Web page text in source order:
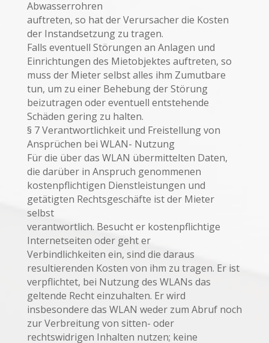
Abwasserrohren
auftreten, so hat der Verursacher die Kosten
der Instandsetzung zu tragen.
Falls eventuell Störungen an Anlagen und
Einrichtungen des Mietobjektes auftreten, so
muss der Mieter selbst alles ihm Zumutbare
tun, um zu einer Behebung der Störung
beizutragen oder eventuell entstehende
Schäden gering zu halten.
§ 7 Verantwortlichkeit und Freistellung von
Ansprüchen bei WLAN- Nutzung
Für die über das WLAN übermittelten Daten,
die darüber in Anspruch genommenen
kostenpflichtigen Dienstleistungen und
getätigten Rechtsgeschäfte ist der Mieter
selbst
verantwortlich. Besucht er kostenpflichtige
Internetseiten oder geht er
Verbindlichkeiten ein, sind die daraus
resultierenden Kosten von ihm zu tragen. Er ist
verpflichtet, bei Nutzung des WLANs das
geltende Recht einzuhalten. Er wird
insbesondere das WLAN weder zum Abruf noch
zur Verbreitung von sitten- oder
rechtswidrigen Inhalten nutzen; keine